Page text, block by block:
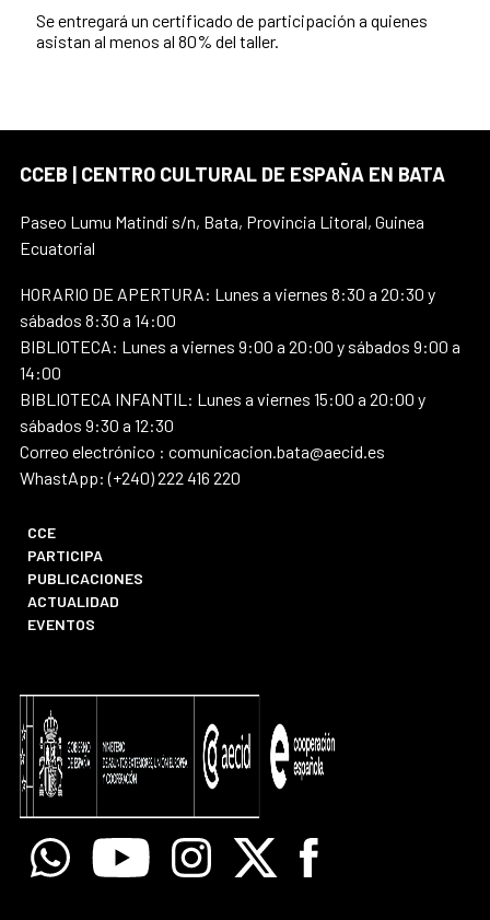
Se entregará un certificado de participación a quienes
asistan al menos al 80% del taller.
CCEB | CENTRO CULTURAL DE ESPAÑA EN BATA
Paseo Lumu Matindi s/n, Bata, Provincia Litoral, Guinea
Ecuatorial
HORARIO DE APERTURA: Lunes a viernes 8:30 a 20:30 y
sábados 8:30 a 14:00
BIBLIOTECA: Lunes a viernes 9:00 a 20:00 y sábados 9:00 a
14:00
BIBLIOTECA INFANTIL: Lunes a viernes 15:00 a 20:00 y
sábados 9:30 a 12:30
Correo electrónico : comunicacion.bata@aecid.es
WhastApp: (+240) 222 416 220
CCE
PARTICIPA
PUBLICACIONES
ACTUALIDAD
EVENTOS
WhatsappYoutube Instagram
X Facebook